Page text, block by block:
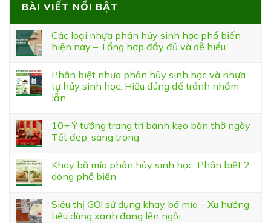
BÀI VIẾT NỔI BẬT
Các loại nhựa phân hủy sinh học phổ biến
hiện nay – Tổng hợp đầy đủ và dễ hiểu
Phân biệt nhựa phân hủy sinh học và nhựa
tự hủy sinh học: Hiểu đúng để tránh nhầm
lẫn
10+ Ý tưởng trang trí bánh kẹo bàn thờ ngày
Tết đẹp, sang trọng
Khay bã mía phân hủy sinh học: Phân biệt 2
dòng phổ biến
Siêu thị GO! sử dụng khay bã mía – Xu hướng
tiêu dùng xanh đang lên ngôi